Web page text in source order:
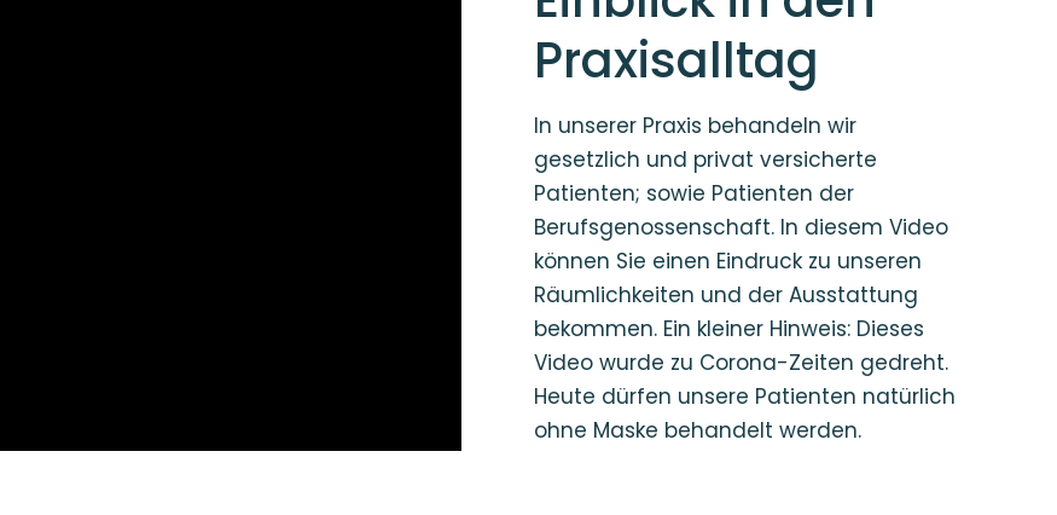
Praxisalltag
In unserer Praxis behandeln wir
gesetzlich und privat versicherte
Patienten; sowie Patienten der
Berufsgenossenschaft. In diesem Video
können Sie einen Eindruck zu unseren
Räumlichkeiten und der Ausstattung
bekommen. Ein kleiner Hinweis: Dieses
Video wurde zu Corona-Zeiten gedreht.
Heute dürfen unsere Patienten natürlich
ohne Maske behandelt werden.